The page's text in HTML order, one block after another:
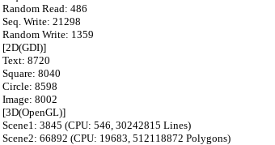
Random Read: 486
Seq. Write: 21298
Random Write: 1359
[2D(GDI)]
Text: 8720
Square: 8040
Circle: 8598
Image: 8002
[3D(OpenGL)]
Scene1: 3845 (CPU: 546, 30242815 Lines)
Scene2: 66892 (CPU: 19683, 512118872 Polygons)